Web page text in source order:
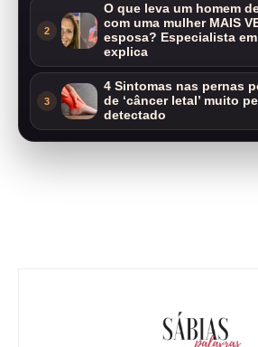
2
O que leva um homem
com uma mulher MAIS
esposa? Especialista
explica
3
4 Sintomas nas pernas
de ‘câncer letal’ muito
detectado